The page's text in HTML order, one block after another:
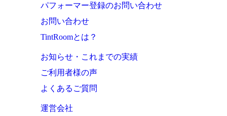
パフォーマー登録のお問い合わせ
お問い合わせ
TintRoomとは？
お知らせ・これまでの実績
ご利用者様の声
よくあるご質問
運営会社